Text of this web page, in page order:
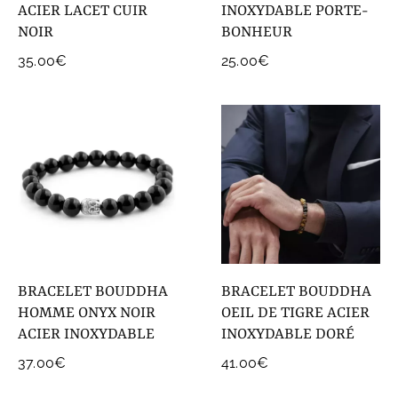
ACIER LACET CUIR
NOIR
35.00€
INOXYDABLE PORTE-
BONHEUR
25.00€
BRACELET BOUDDHA
HOMME ONYX NOIR
ACIER INOXYDABLE
37.00€
BRACELET BOUDDHA
OEIL DE TIGRE ACIER
INOXYDABLE DORÉ
41.00€